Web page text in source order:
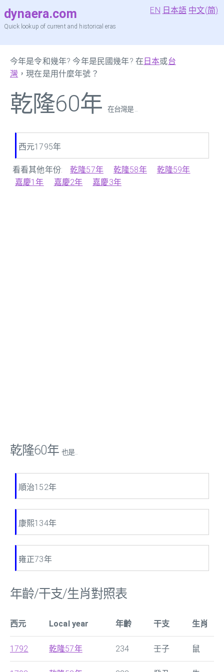
dynaera.com
Quick lookup of current and historical eras
EN 日本語 中文(简)
今年是令和幾年? 今年是民國幾年? 在 日本或台
灣 ，現在是用什麼年號？
乾隆60年 在台灣是 ...
西元1795年
看看其他年份: 乾隆57年 乾隆58年
乾隆59年
嘉慶1年
嘉慶2年 嘉慶3年
乾隆60年 也是...
順治152年
康熙134年
雍正73年
年齡/干支/生肖對照表
西元 Local year 年齡 干支 生肖
1792 乾隆57年 234 壬子 鼠